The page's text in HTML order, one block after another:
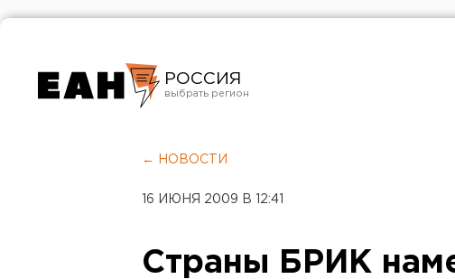
РОССИЯ
Челябинск
← НОВОСТИ
16 ИЮНЯ 2009 В 12:41
Страны БРИК